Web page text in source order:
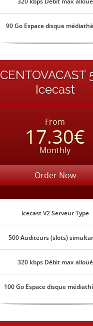
90 Go Espace disque
CENTOVACAST
Icecast
From
17.30€
Monthly
Order Now
icecast V2 Serveur Type
500 Auditeurs (slots)
320 kbps Débit max alloué
100 Go Espace disque